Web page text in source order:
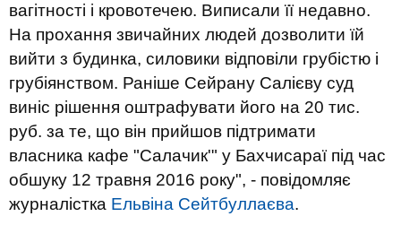
вагітності і кровотечею. Виписали її недавно.
На прохання звичайних людей дозволити їй
вийти з будинка, силовики відповіли грубістю і
грубіянством. Раніше Сейрану Салієву суд
виніс рішення оштрафувати його на 20 тис.
руб. за те, що він прийшов підтримати
власника кафе "Салачик'" у Бахчисараї під час
обшуку 12 травня 2016 року", - повідомляє
журналістка Ельвіна Сейтбуллаєва.